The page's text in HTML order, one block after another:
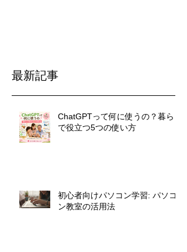
最新記事
ChatGPTって何に使うの？暮らし
で役立つ5つの使い方
初心者向けパソコン学習: パソコ
ン教室の活用法